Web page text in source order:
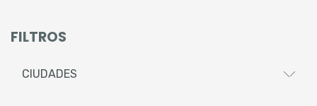
FILTROS
CIUDADES